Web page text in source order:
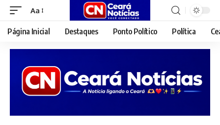
Font
Resizer
Aa
Página Inicial Destaques Ponto Político Política